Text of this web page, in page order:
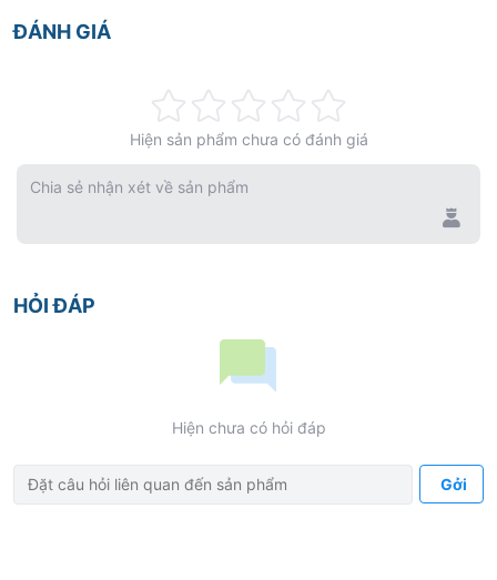
ĐÁNH GIÁ
0%
Hiện sản phẩm chưa có đánh giá
Chia sẻ nhận xét về sản phẩm
HỎI ĐÁP
Hiện chưa có hỏi đáp
Gởi